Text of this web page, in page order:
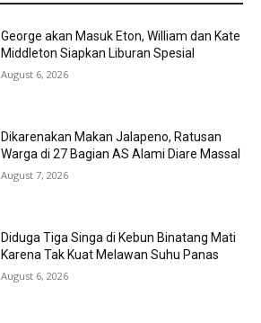
George akan Masuk Eton, William dan Kate
Middleton Siapkan Liburan Spesial
August 6, 2026
Dikarenakan Makan Jalapeno, Ratusan
Warga di 27 Bagian AS Alami Diare Massal
August 7, 2026
Diduga Tiga Singa di Kebun Binatang Mati
Karena Tak Kuat Melawan Suhu Panas
August 6, 2026